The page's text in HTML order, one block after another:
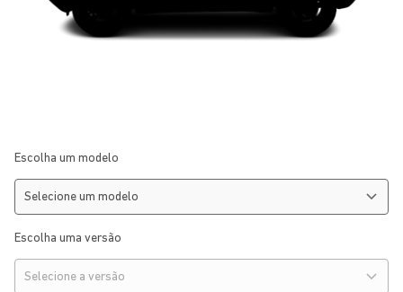
Escolha um modelo
Escolha uma versão